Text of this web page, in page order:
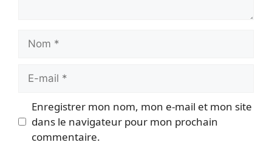
Nom
Enregistrer mon nom, mon e-mail et mon site
dans le navigateur pour mon prochain
commentaire.